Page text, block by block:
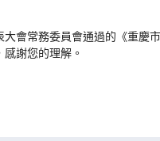
會常務委員會通過的《重慶
謝您的理解。